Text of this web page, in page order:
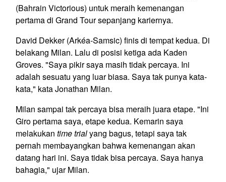
(Bahrain Victorious) untuk meraih kemenangan
pertama di Grand Tour sepanjang kariernya.
David Dekker (Arkéa-Samsic) finis di tempat kedua. Di
belakang Milan. Lalu di posisi ketiga ada Kaden
Groves. "Saya pikir saya masih tidak percaya. Ini
adalah sesuatu yang luar biasa. Saya tak punya kata-
kata," kata Jonathan Milan.
Milan sampai tak percaya bisa meraih juara etape. "Ini
Giro pertama saya, etape kedua. Kemarin saya
melakukan time trialyang bagus, tetapi saya tak
pernah membayangkan bahwa kemenangan akan
datang hari ini. Saya tidak bisa percaya. Saya hanya
bahagia," ujar Milan.